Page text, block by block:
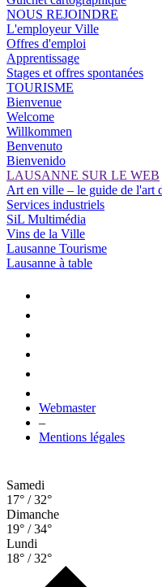
NOUS REJOINDRE
L'employeur Ville
Offres d'emploi
Apprentissage
Stages et offres spontanées
TOURISME
Bienvenue
Welcome
Willkommen
Benvenuto
Bienvenido
LAUSANNE SUR LE WEB
Art en ville – le guide de l'art
Services industriels
SiL Multimédia
Vins de la Ville
Lausanne Tourisme
Lausanne à table
Webmaster
–
Mentions légales
Samedi
17° / 32°
Dimanche
19° / 34°
Lundi
18° / 32°